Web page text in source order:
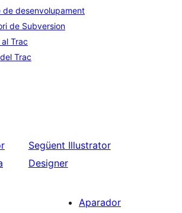
de desenvolupament
de Subversion
Trac
Trac
Següent Illustrator
Designer
Aparador